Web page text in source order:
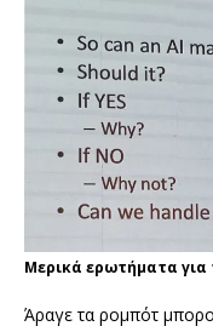
Μερικά ερωτήματα για
Άραγε τα ρομπότ